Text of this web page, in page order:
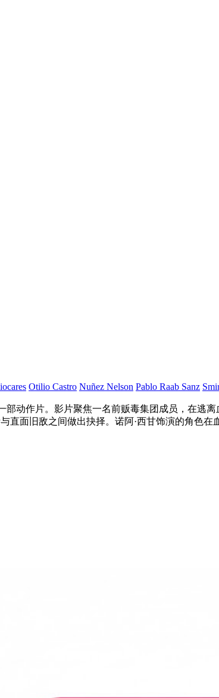
Otilio Castro Nuñez Nelson Pablo Raab Sanz
部动作片。影片聚焦一名前贩毒集团成员，在
直面旧敌之间做出抉择。诺阿·西甘饰演的角色